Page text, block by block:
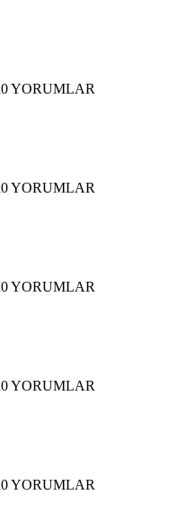
0 YORUMLAR
0 YORUMLAR
0 YORUMLAR
0 YORUMLAR
0 YORUMLAR